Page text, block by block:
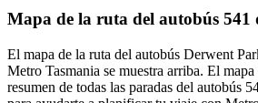
Mapa de la ruta del autobús 541
El mapa de la ruta del autobús Derwent
Metro Tasmania se muestra arriba. El
resumen de todas las paradas del autobús